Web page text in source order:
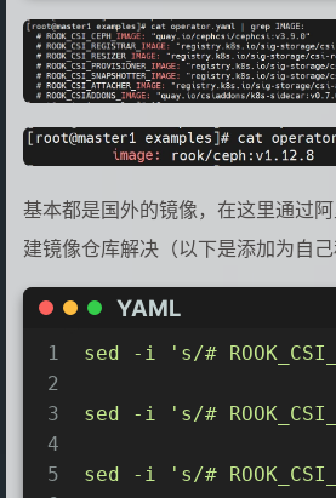
9
10
11
[root@master1
image:
基本都是国外的镜像，在这里通过
建镜像仓库解决（以下是添加为自己
YAML
1
2
3
4
5
sed -i 's/#
sed -i 's/#
sed -i 's/#